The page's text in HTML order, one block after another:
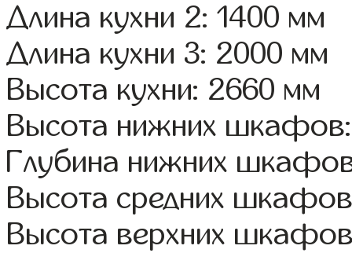
Длина кухни 2: 1400 мм
Длина кухни 3: 2000 мм
Высота кухни: 2660 мм
Высота нижних
Глубина нижних
Высота средних
Высота верхних